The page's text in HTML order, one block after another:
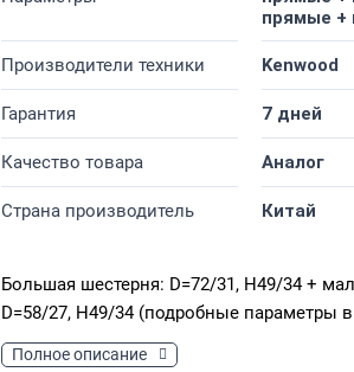
прямые +
Производители техники Kenwood
Гарантия 7 дней
Качество товара Аналог
Страна производитель Китай
Большая шестерня: D=72/31, H49/34 +
D=58/27, H49/34 (подробные параметры
Полное описание